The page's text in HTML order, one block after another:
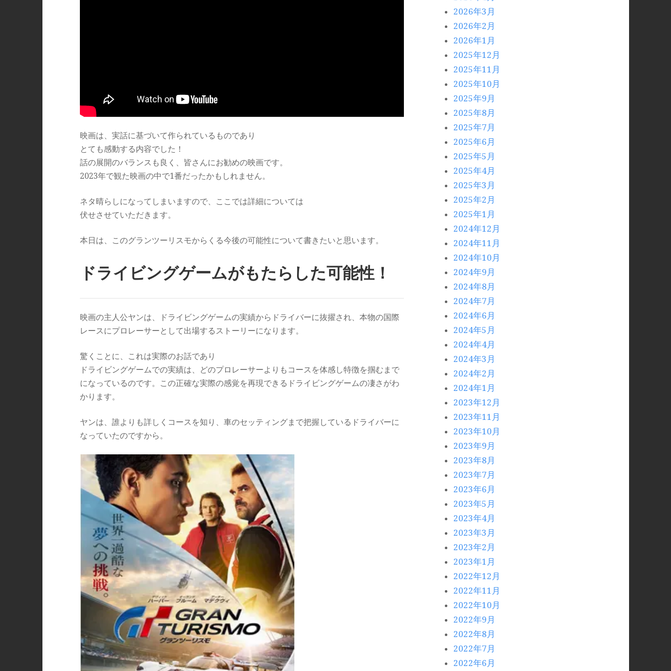
映画は、実話に基づいて作られているものであり
とても感動する内容でした！
話の展開のバランスも良く、皆さんにお勧めの映画です。
2023年で観た映画の中で1番だったかもしれません。
ネタ晴らしになってしまいますので、ここでは詳細については
伏せさせていただきます。
本日は、このグランツーリスモからくる今後の可能性について書きたいと思います。
ドライビングゲームがもたらした可能性！
映画の主人公ヤンは、ドライビングゲームの実績からドライバーに抜擢され、本物の国際
レースにプロレーサーとして出場するストーリーになります。
驚くことに、これは実際のお話であり
ドライビングゲームでの実績は、どのプロレーサーよりもコースを体感し特徴を掴むまで
になっているのです。この正確な実際の感覚を再現できるドライビングゲームの凄さがわ
かります。
ヤンは、誰よりも詳しくコースを知り、車のセッティングまで把握しているドライバーに
なっていたのですから。
2026年3月
2026年2月
2026年1月
2025年12月
2025年11月
2025年10月
2025年9月
2025年8月
2025年7月
2025年6月
2025年5月
2025年4月
2025年3月
2025年2月
2025年1月
2024年12月
2024年11月
2024年10月
2024年9月
2024年8月
2024年7月
2024年6月
2024年5月
2024年4月
2024年3月
2024年2月
2024年1月
2023年12月
2023年11月
2023年10月
2023年9月
2023年8月
2023年7月
2023年6月
2023年5月
2023年4月
2023年3月
2023年2月
2023年1月
2022年12月
2022年11月
2022年10月
2022年9月
2022年8月
2022年7月
2022年6月